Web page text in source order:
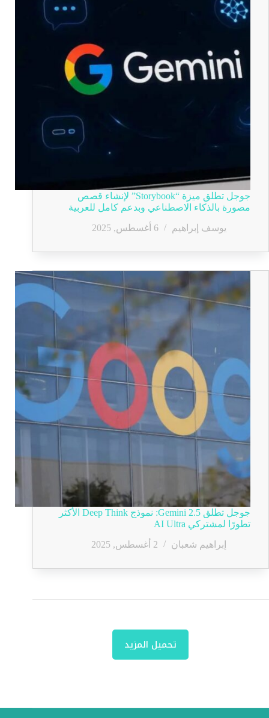
جوجل تطلق ميزة “Storybook” لإنشاء قصص
مصورة بالذكاء الاصطناعي وبدعم كامل للعربية
يوسف إبراهيم
6 أغسطس, 2025
جوجل تطلق Gemini 2.5: نموذج Deep Think الأكثر
تطورًا لمشتركي AI Ultra
إبراهيم شعبان
2 أغسطس, 2025
تحميل المزيد